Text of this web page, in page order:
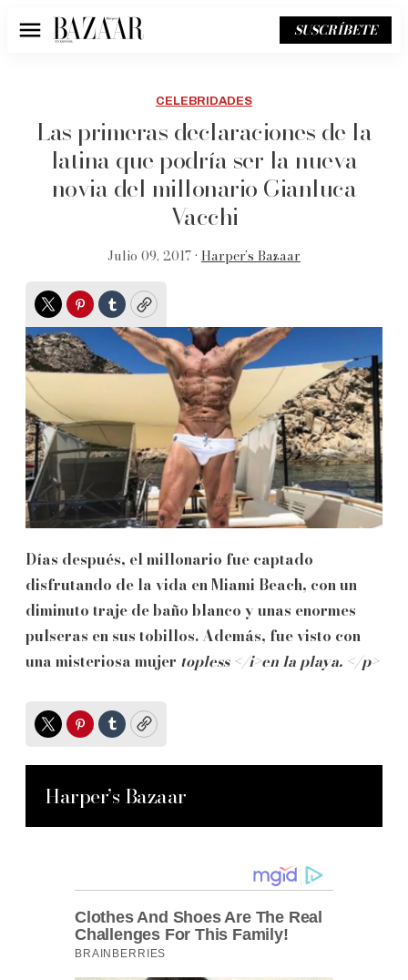
Menú SUSCRÍBETE
CELEBRIDADES
Las primeras declaraciones de la
latina que podría ser la nueva
novia del millonario Gianluca
Vacchi
Julio 09, 2017 • Harper’s Bazaar
TwitterPinterest
TumblrCopy
Días después, el millonario fue captado
disfrutando de la vida en Miami Beach, con un
diminuto traje de baño blanco y unas enormes
pulseras en sus tobillos. Además, fue visto con
una misteriosa mujer topless </i>en la playa. </p>
TwitterPinterest
TumblrCopy
Harper’s Bazaar